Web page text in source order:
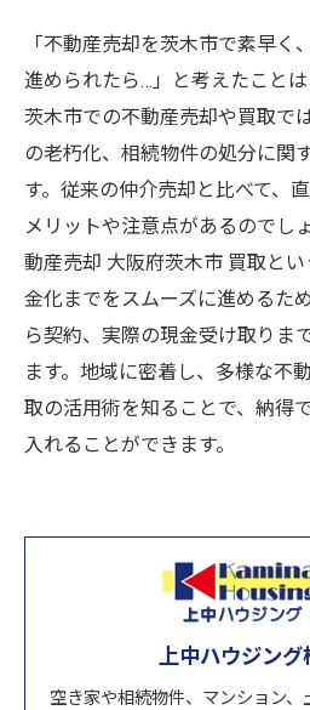
「不動産売却を茨木市で素早く
進められたら…」と考えたこと
茨木市での不動産売却や買取で
の老朽化、相続物件の処分に関
す。従来の仲介売却と比べて、
メリットや注意点があるのでし
動産売却 大阪府茨木市 買取と
金化までをスムーズに進めるた
ら契約、実際の現金受け取りま
ます。地域に密着し、多様な不
取の活用術を知ることで、納得
入れることができます。
上中ハウジング
空き家や相続物件、マンション